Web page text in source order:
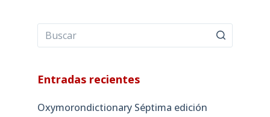
Entradas recientes
Oxymorondictionary Séptima edición